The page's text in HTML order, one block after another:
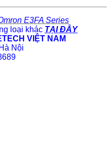
E3FA Series
loại khác TẠI ĐÂY
VIỆT NAM
Nội